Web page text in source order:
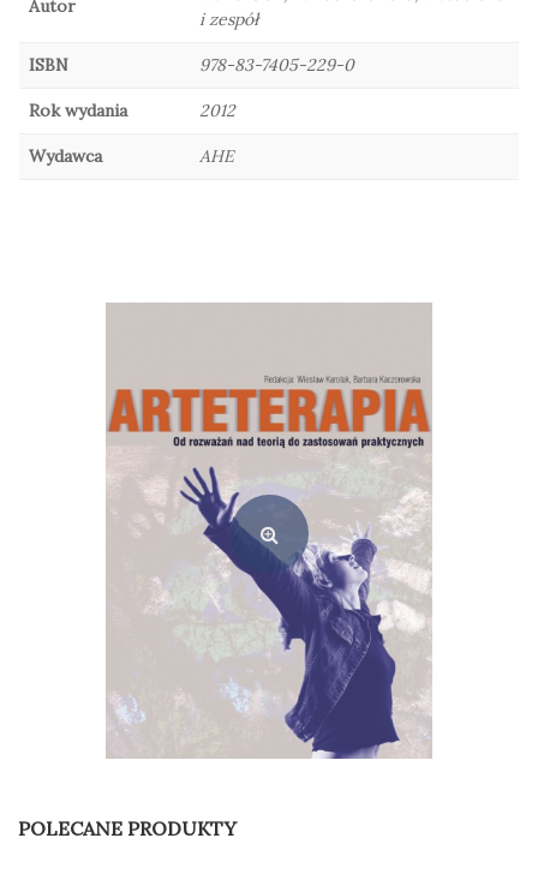
Autor
i zespół
ISBN 978-83-7405-229-0
Rok wydania 2012
Wydawca AHE
47,25
POLECANE PRODUKTY